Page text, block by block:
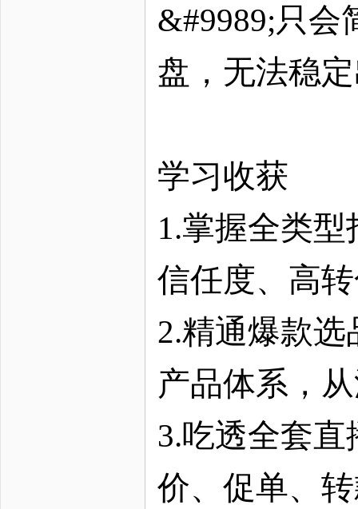
&#9989;只会
盘，无法稳
学习收获
1.掌握全类
信任度、高
2.精通爆款
产品体系，
3.吃透全套
价、促单、